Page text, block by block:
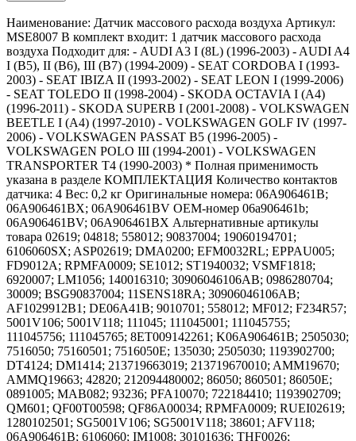
Наименование: Датчик массового расхода воздуха Артикул:
MSE8007 В комплект входит: 1 датчик массового расхода
воздуха Подходит для: - AUDI A3 I (8L) (1996-2003) - AUDI A4
I (B5), II (B6), III (B7) (1994-2009) - SEAT CORDOBA I (1993-
2003) - SEAT IBIZA II (1993-2002) - SEAT LEON I (1999-2006)
- SEAT TOLEDO II (1998-2004) - SKODA OCTAVIA I (A4)
(1996-2011) - SKODA SUPERB I (2001-2008) - VOLKSWAGEN
BEETLE I (A4) (1997-2010) - VOLKSWAGEN GOLF IV (1997-
2006) - VOLKSWAGEN PASSAT B5 (1996-2005) -
VOLKSWAGEN POLO III (1994-2001) - VOLKSWAGEN
TRANSPORTER T4 (1990-2003) * Полная применимость
указана в разделе КОМПЛЕКТАЦИЯ Количество контактов
датчика: 4 Вес: 0,2 кг Оригинальные номера: 06A906461B;
06A906461BX; 06A906461BV OEM-номер 06a906461b;
06A906461BV; 06A906461BX Альтернативные артикулы
товара 02619; 04818; 558012; 90837004; 19060194701;
6106060SX; ASP02619; DMA0200; EFM0032RL; EPPAU005;
FD9012A; RPMFA0009; SE1012; ST1940032; VSMF1818;
6920007; LM1056; 140016310; 30906046106AB; 0986280704;
30009; BSG90837004; 11SENS18RA; 30906046106AB;
AF1029912B1; DE06A41B; 9010701; 558012; MF012; F234R57;
5001V106; 5001V118; 111045; 111045001; 111045755;
111045756; 111045765; 8ET009142261; K06A906461B; 2505030;
7516050; 75160501; 7516050E; 135030; 2505030; 1193902700;
DT4124; DM1414; 213719663019; 213719670010; AMM19670;
AMMQ19663; 42820; 212094480002; 86050; 860501; 86050E;
0891005; MAB082; 93236; PFA10070; 722184410; 1193902709;
QM601; QF00T00598; QF86A00034; RPMFA0009; RUEI02619;
1280102501; SG5001V106; SG5001V118; 38601; AFV118;
06A906461B; 6106060; IM1008; 30101636; THF0026;